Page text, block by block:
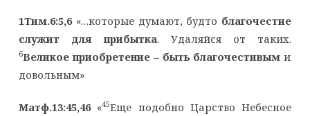
1Тим.6:5,6«…которые думают, будто благочестие
служит для прибытка. Удаляйся от таких.
6Великое приобретение – быть благочестивыми
довольным»
Матф.13:45,46«45Еще подобно Царство Небесное